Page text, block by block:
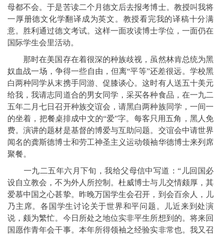
母都不会。于是苦读二个月德文后去报考博士。教授叫我将
一厚册德文化学翻译成为英文。教授看完我的译稿十分满
意。胜利通过德文考试。这样一面攻读博士学位，一面仍在
国际学生会里活动。
那时在美国存在着很深的种族歧视，虽然林肯总统为黑
奴血战一场，争得一些自由，但离“平等”还差很远。学校黑
白两种同学从末携手同游、促膝谈心。这时有人送五十美元
给我，我请志同道合的男女同学，采买各种食品，在一九二
五年二月七日召开种族交谊会，请黑白两种族同学，一间一
的坐着，把餐桌排成中文的“爱”字。每客只用五角，黑人免
费。演讲的题材是基督的博爱与互助问题。交谊会中请世界
闻名的龚斯德博士和劳工神圣主义运动领袖华德博士来列席
聚餐。
一九二五年六月下旬，我给父母信中写道：“儿回国必
设自立教会，不为外人所控制。杜威博士与儿交情颇厚，其
爱慕中国之心甚挚。昨晚万国学生会召开，到会百余人，儿
乃主席。各国学生讨论关于世界和平问题。儿近来到处演
说，颇为繁忙。今日所处之地位实非平生所想到的。将来回
国愿作青年会干事。本年所得领袖之经验实非常也。我又召